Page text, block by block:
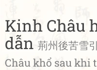
Kinh Châu
dẫn 荊州後苦雪
Châu khổ sau khi